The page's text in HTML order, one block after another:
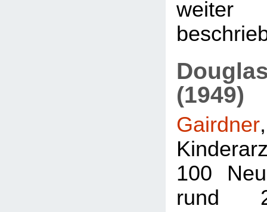
(1949)
Gairdner
100
rund